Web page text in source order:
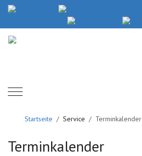
Mobile Menu Toggle
Startseite Service Terminkalender
Terminkalender